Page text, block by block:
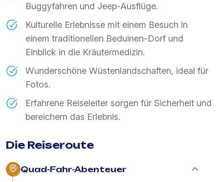
Buggyfahren und Jeep-Ausflüge.
Kulturelle Erlebnisse mit einem Besuch in
einem traditionellen Beduinen-Dorf und
Einblick in die Kräutermedizin.
Wunderschöne Wüstenlandschaften, ideal für
Fotos.
Erfahrene Reiseleiter sorgen für Sicherheit und
bereichern das Erlebnis.
Die Reiseroute
Quad-Fahr-Abenteuer